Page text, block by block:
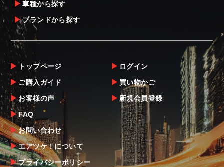
車種から探す
ブランドから探す
トップページ
ご購入ガイド
お客様の声
FAQ
お問い合わせ
エアツケ！について
プライバシーポリシー
ログイン
買い物かご
新規会員登録